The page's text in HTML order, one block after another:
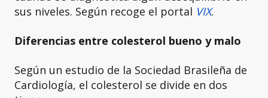
sus niveles. Según recoge el portal VIX.
Diferencias entre colesterol bueno y malo
Según un estudio de la Sociedad Brasileña de
Cardiología, el colesterol se divide en dos